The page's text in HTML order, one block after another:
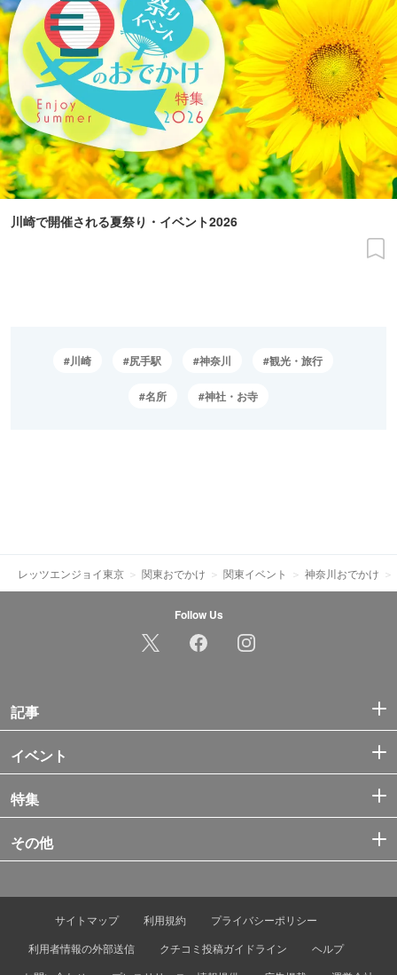
川崎で開催される夏祭り・イベント2026
川崎 尻手駅 神奈川 観光・旅行
名所 神社・お寺
レッツエンジョイ東京 関東おでかけ 関東イベント 神奈川おでかけ
Follow Us
記事
イベント
特集
その他
サイトマップ 利用規約
プライバシーポリシー
利用者情報の外部送信
クチコミ投稿ガイドライン
ヘルプ